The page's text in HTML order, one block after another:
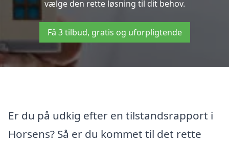
vælge den rette løsning til dit behov.
Få 3 tilbud, gratis og uforpligtende
Er du på udkig efter en tilstandsrapport i
Horsens? Så er du kommet til det rette